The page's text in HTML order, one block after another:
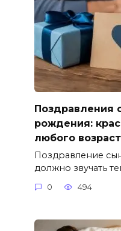
Поздравления
рождения:
любого
Поздравление
должно звучать
0 494